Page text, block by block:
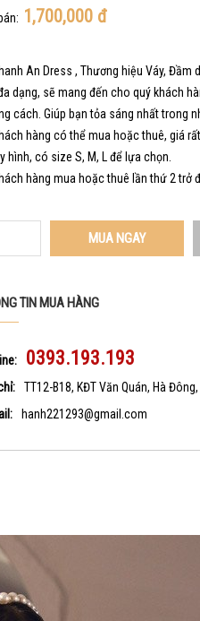
1,700,000 đ
An Dress , Thương hiệu Váy, Đầm
dạng, sẽ mang đến cho quý khách
cách. Giúp bạn tỏa sáng nhất trong
hàng có thể mua hoặc thuê, giá
hình, có size S, M, L để lựa chọn.
hàng mua hoặc thuê lần thứ 2 trở
MUA NGAY
TIN MUA HÀNG
0393.193.193
TT12-B18, KĐT Văn Quán, Hà Đông,
hanh221293@gmail.com